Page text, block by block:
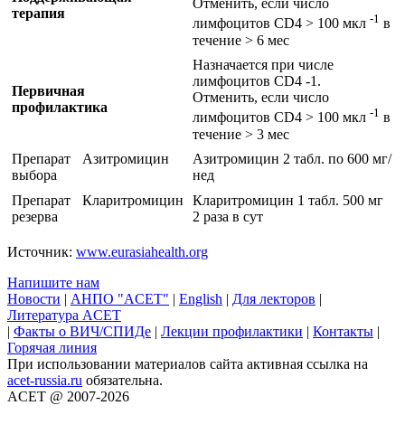
терапия
Отменить, если число
лимфоцитов CD4 > 100 мкл -1 в
течение > 6 мес
Первичная
профилактика
Назначается при числе
лимфоцитов CD4 -1.
Отменить, если число
лимфоцитов CD4 > 100 мкл -1 в
течение > 3 мес
Препарат
выбора
Азитромицин
Азитромицин 2 табл. по 600 мг/
нед
Препарат
резерва
Кларитромицин
Кларитромицин 1 табл. 500 мг
2 раза в сут
Источник: www.eurasiahealth.org
Напишите нам
Новости | АНПО "ACET" | English | Для лекторов |
Литература ACET
| Факты о ВИЧ/СПИДе | Лекции профилактики | Контакты |
Горячая линия
При использовании материалов сайта активная ссылка на
acet-russia.ru обязательна.
ACET @ 2007-2026